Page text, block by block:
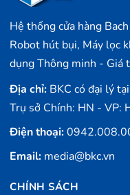
Hệ thống cửa hàng
Robot hút bụi, Máy lọc
dụng Thông minh - Giá
Địa chỉ: BKC có đại lý
Trụ sở Chính: HN - VP:
Điện thoại:
Email: media@bkc.vn
CHÍNH SÁCH